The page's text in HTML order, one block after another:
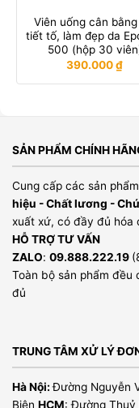
Viên uống cân
tiết tố, làm đẹp da
500 (hộp 30
390.000₫
SẢN PHẨM CHÍNH
Cung cấp các sản phẩm
hiệu - Chất lương -
xuất xứ, có đầy đủ hóa
HỖ TRỢ TƯ VẤN
ZALO: 09.888.222.19
Toàn bộ sản phẩm
đủ
TRUNG TÂM XỬ LÝ
Hà Nội:Đường Nguyễn
Biên HCM: Đường Thuỷ